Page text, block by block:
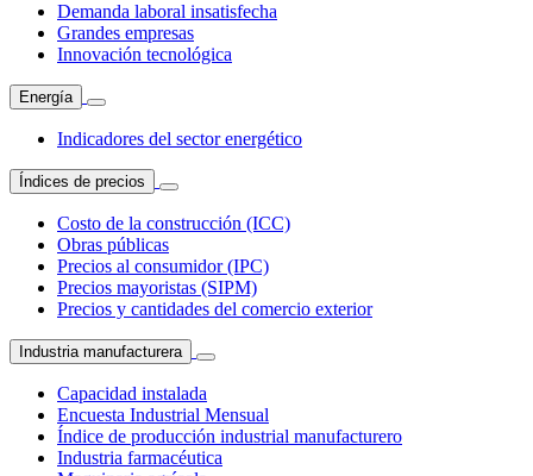
Demanda laboral insatisfecha
Grandes empresas
Innovación tecnológica
Energía
Indicadores del sector energético
Índices de precios
Costo de la construcción (ICC)
Obras públicas
Precios al consumidor (IPC)
Precios mayoristas (SIPM)
Precios y cantidades del comercio exterior
Industria manufacturera
Capacidad instalada
Encuesta Industrial Mensual
Índice de producción industrial manufacturero
Industria farmacéutica